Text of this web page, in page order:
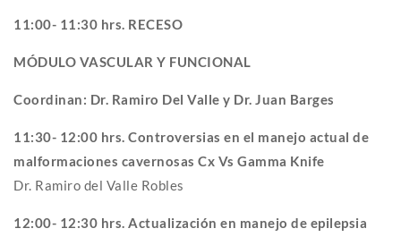
11:00- 11:30 hrs. RECESO
MÓDULO VASCULAR Y FUNCIONAL
Coordinan: Dr. Ramiro Del Valle y Dr. Juan Barges
11:30- 12:00 hrs. Controversias en el manejo actual de
malformaciones cavernosas Cx Vs Gamma Knife
Dr. Ramiro del Valle Robles
12:00- 12:30 hrs. Actualización en manejo de epilepsia